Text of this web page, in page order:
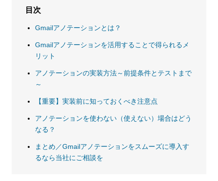
目次
Gmailアノテーションとは？
Gmailアノテーションを活用することで得られるメ
リット
アノテーションの実装方法～前提条件とテストまで
～
【重要】実装前に知っておくべき注意点
アノテーションを使わない（使えない）場合はどう
なる？
まとめ／Gmailアノテーションをスムーズに導入す
るなら当社にご相談を